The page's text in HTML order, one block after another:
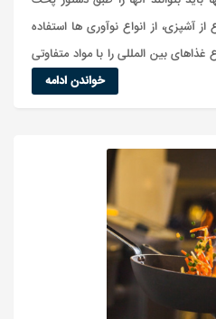
آشپزی، از انواع نوآوری ها استفاده
بین المللی را با مواد متفاوتی
خواندن ادامه